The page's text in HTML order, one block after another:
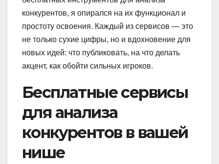
конкурентов, я опирался на их функционал и
простоту освоения. Каждый из сервисов — это
не только сухие цифры, но и вдохновение для
новых идей: что публиковать, на что делать
акцент, как обойти сильных игроков.
Бесплатные сервисы
для анализа
конкурентов в вашей
нише